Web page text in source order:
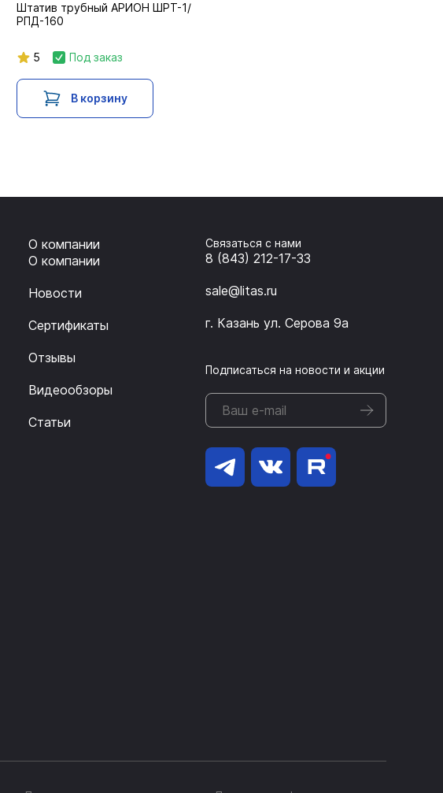
Штатив трубный АРИОН ШРТ-1/
РПД-160
5 Под заказ
В корзину
О компании
О компании
Новости
Сертификаты
Отзывы
Видеообзоры
Статьи
Связаться с нами
8 (843) 212-17-33
sale@litas.ru
г. Казань ул. Серова 9а
Подписаться на новости и акции